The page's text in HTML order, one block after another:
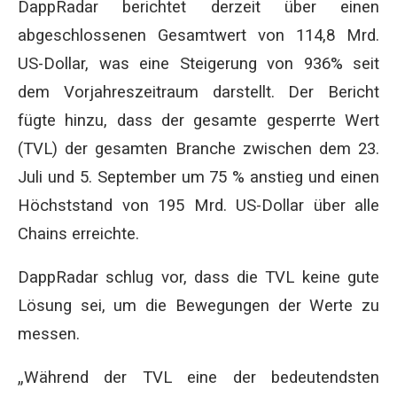
DappRadar berichtet derzeit über einen
abgeschlossenen Gesamtwert von 114,8 Mrd.
US-Dollar, was eine Steigerung von 936% seit
dem Vorjahreszeitraum darstellt. Der Bericht
fügte hinzu, dass der gesamte gesperrte Wert
(TVL) der gesamten Branche zwischen dem 23.
Juli und 5. September um 75 % anstieg und einen
Höchststand von 195 Mrd. US-Dollar über alle
Chains erreichte.
DappRadar schlug vor, dass die TVL keine gute
Lösung sei, um die Bewegungen der Werte zu
messen.
„Während der TVL eine der bedeutendsten